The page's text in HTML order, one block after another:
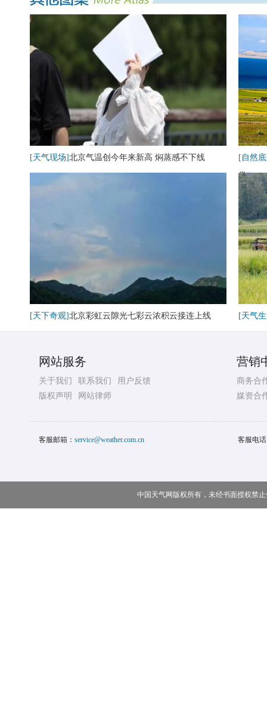
[天气现场]北京气温创今年来新高 焖蒸感不下线
[自然
卷
[天下奇观]北京彩虹云隙光七彩云浓积云接连上线 [天气
网站服务
关于我们 联系我们
用户反馈
版权声明
网站律师
营销
商务合
媒资合
客服邮箱： service@weather.com.cn 客服电
中国天气网版权所有，未经书面授权